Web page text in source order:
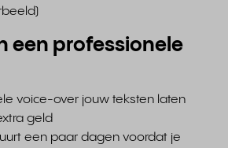
een professionele
voice-over jouw teksten laten
geld
een paar dagen voordat je